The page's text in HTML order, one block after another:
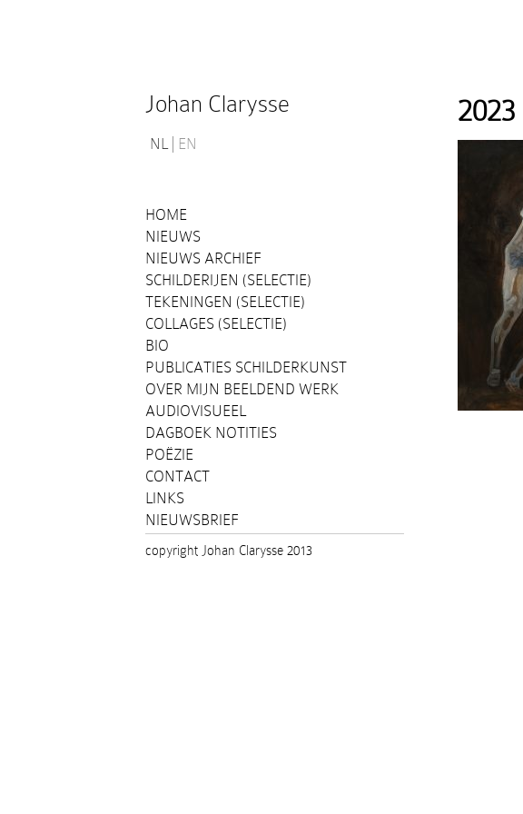
Johan Clarysse
NL EN
HOME
NIEUWS
NIEUWS ARCHIEF
SCHILDERIJEN (SELECTIE)
TEKENINGEN (SELECTIE)
COLLAGES (SELECTIE)
BIO
PUBLICATIES SCHILDERKUNST
OVER MIJN BEELDEND WERK
AUDIOVISUEEL
DAGBOEK NOTITIES
POËZIE
CONTACT
LINKS
NIEUWSBRIEF
2023
copyright Johan Clarysse 2013